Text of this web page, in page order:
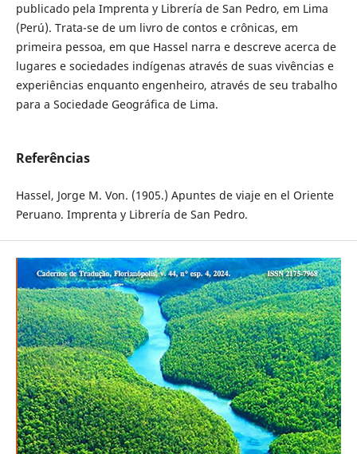
publicado pela Imprenta y Librería de San Pedro, em Lima
(Perú). Trata-se de um livro de contos e crônicas, em
primeira pessoa, em que Hassel narra e descreve acerca de
lugares e sociedades indígenas através de suas vivências e
experiências enquanto engenheiro, através de seu trabalho
para a Sociedade Geográfica de Lima.
Referências
Hassel, Jorge M. Von. (1905.) Apuntes de viaje en el Oriente
Peruano. Imprenta y Librería de San Pedro.